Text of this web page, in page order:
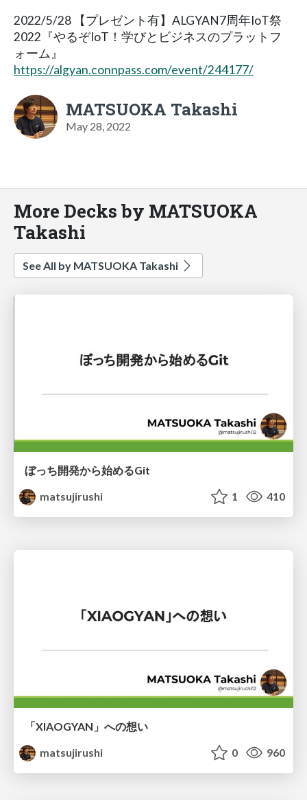
2022/5/28 【プレゼント有】ALGYAN7周年IoT祭
2022『やるぞIoT！学びとビジネスのプラットフ
ォーム』
https://algyan.connpass.com/event/244177/
MATSUOKA Takashi
May 28, 2022
More Decks by MATSUOKA
Takashi
See All by MATSUOKA Takashi
ぼっち開発から始めるGit
matsujirushi
1 410
「XIAOGYAN」への想い
matsujirushi
0 960